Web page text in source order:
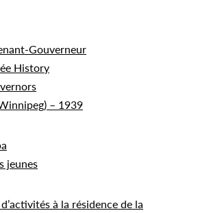
Gouverneur
History
– 1939
jeunes
à la résidence de la